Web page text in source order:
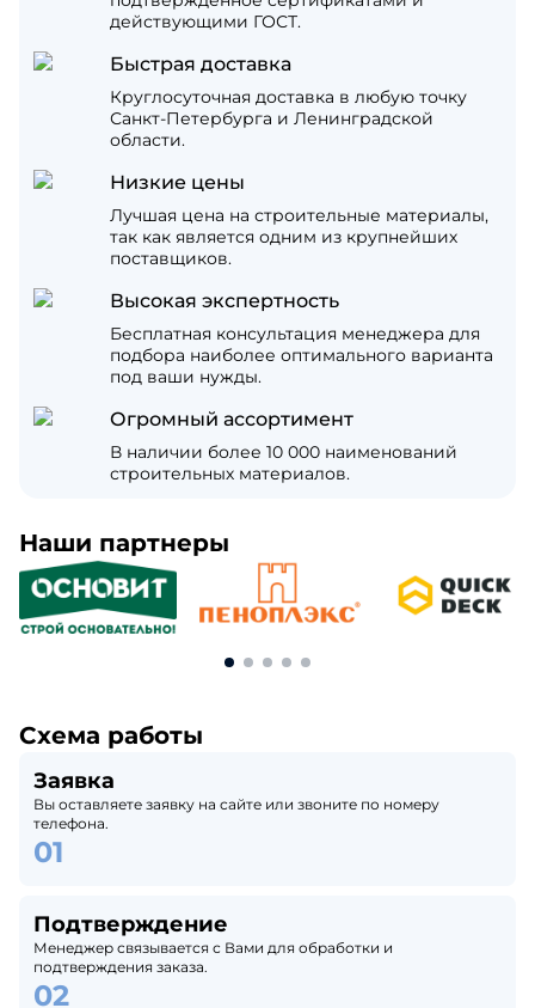
действующими ГОСТ.
Быстрая доставка
Круглосуточная доставка в любую точку
Санкт-Петербурга и Ленинградской
области.
Низкие цены
Лучшая цена на строительные материалы,
так как является одним из крупнейших
поставщиков.
Высокая экспертность
Бесплатная консультация менеджера для
подбора наиболее оптимального варианта
под ваши нужды.
Огромный ассортимент
В наличии более 10 000 наименований
строительных материалов.
Наши партнеры
Схема работы
Заявка
Вы оставляете заявку на сайте или звоните по номеру
телефона.
Подтверждение
Менеджер связывается с Вами для обработки и
подтверждения заказа.